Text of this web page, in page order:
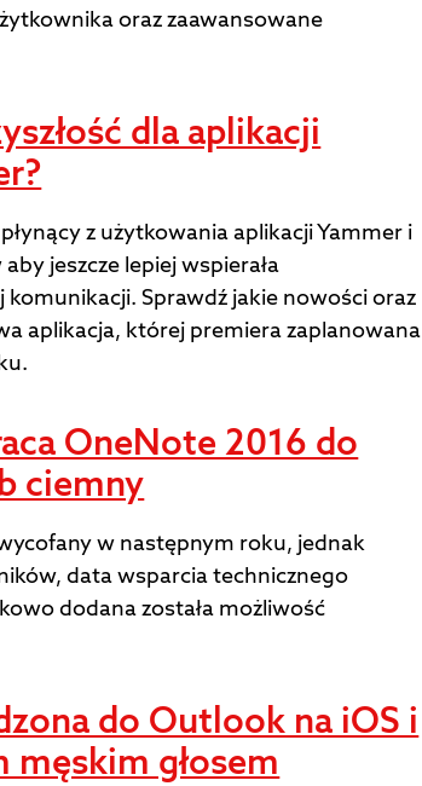
oraz zaawansowane
dla aplikacji
z użytkowania aplikacji Yammer i
jeszcze lepiej wspierała
Sprawdź jakie nowości oraz
aplikacja, której premiera zaplanowana
OneNote 2016 do
ciemny
w następnym roku, jednak
data wsparcia technicznego
dodana została możliwość
do Outlook na iOS i
głosem